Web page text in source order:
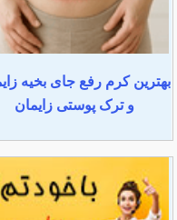
بهترین کرم رفع جای بخیه
و ترک پوستی زایمان